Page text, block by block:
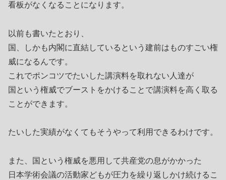
看板がなくなることになります。
以前も書いたとおり、
国、しかも内閣に直結しているという建前はものすごい権
威になるんです。
これでポンコツでたいした講演料を取れない人達が
国という権威でブーストをかけることで講演料を高く取る
ことができます。
たいした実績がなくてもそうやって利用できるわけです。
また、国という権威を悪用して共産党の息がかかった
日本学術会議の活動家どもが圧力を繰り返しかけ続けるこ